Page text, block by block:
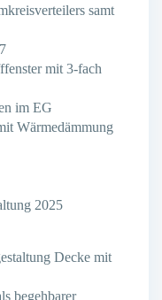
samt
mit 3-fach
im EG
Wärmedämmung
2025
Decke mit
begehbarer